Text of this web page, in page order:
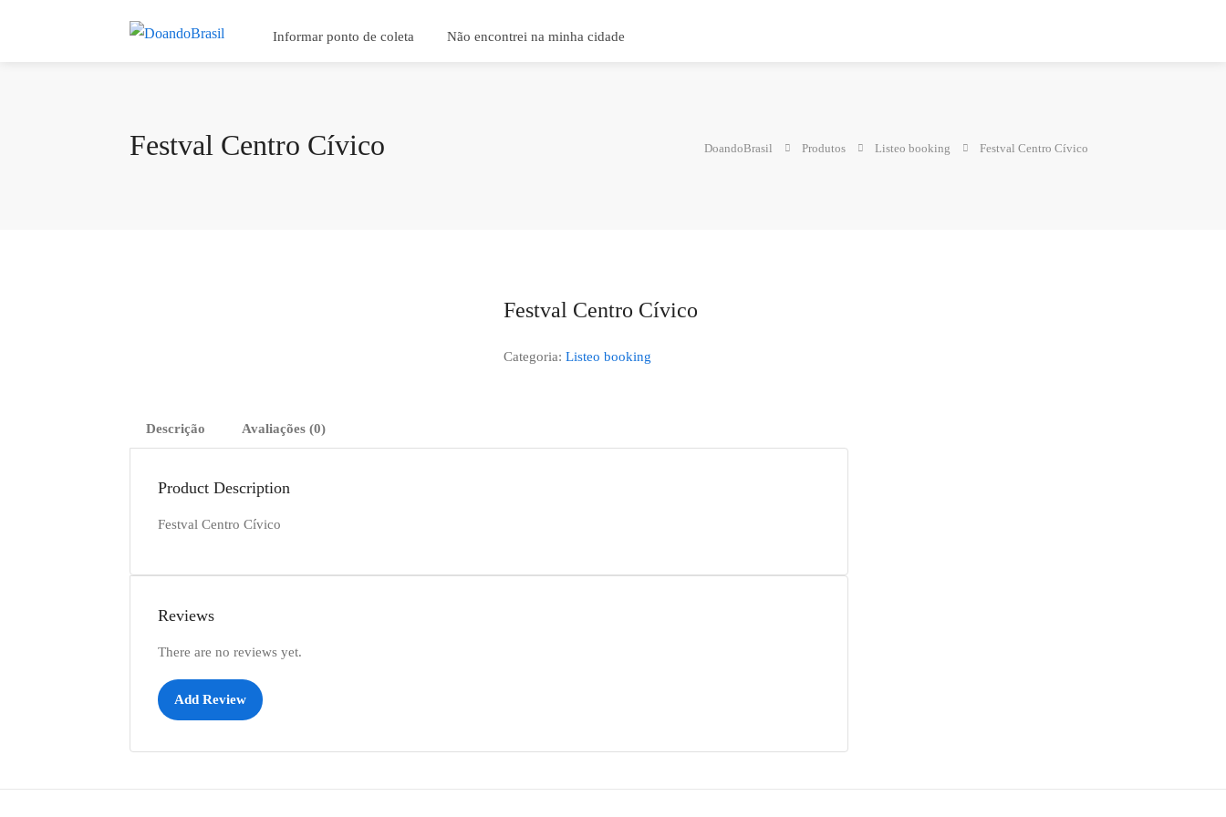
Informar ponto de coleta Não encontrei na minha cidade
Festval Centro Cívico DoandoBrasil Produtos Listeo booking Festval Centro Cívico
Festval Centro Cívico
Categoria: Listeo booking
Descrição Avaliações (0)
Product Description
Festval Centro Cívico
Reviews
There are no reviews yet.
Add Review